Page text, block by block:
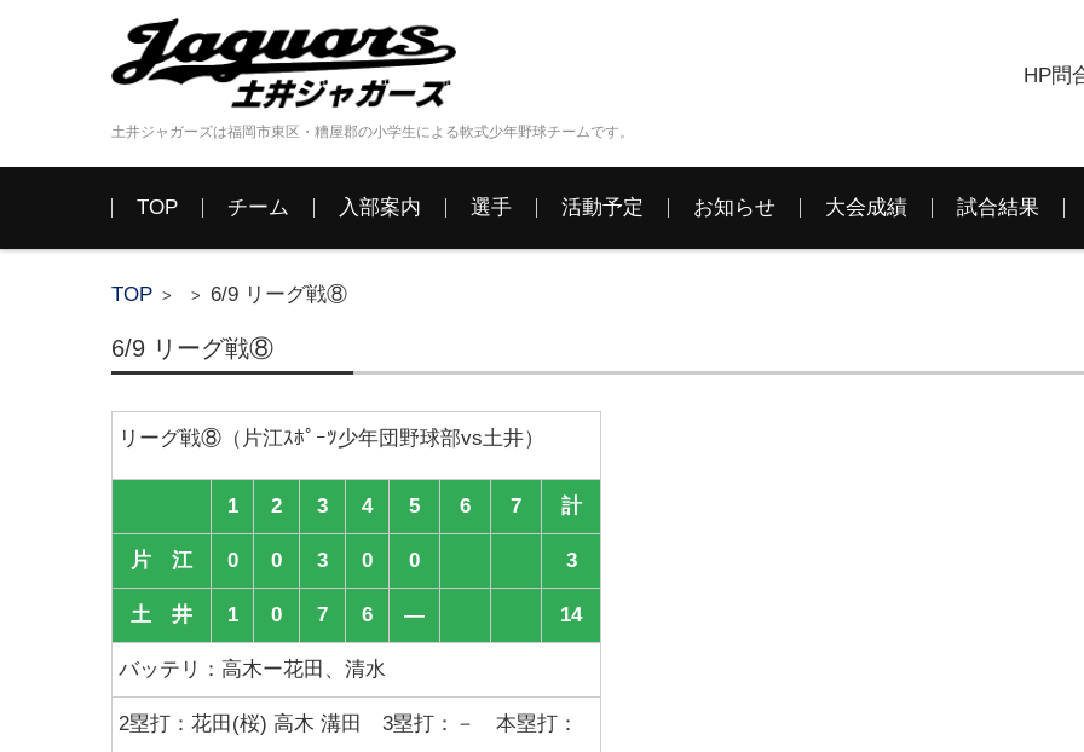
土井ジャガーズは福岡市東区・糟屋郡の小学生による軟式少年野球チームです。
HP問
コンテンツに移動
TOP
チーム 入部案内 選手 活動予定 お知らせ 大会成績 試合結果
TOP > > 6/9 リーグ戦⑧
6/9 リーグ戦⑧
リーグ戦⑧（片江ｽﾎﾟｰﾂ少年団野球部vs土井）
1 2 3 4 5 6 7 計
片 江 0 0 3 0 0 3
土 井 1 0 7 6 ― 14
バッテリ：高木ー花田、清水
2塁打：花田(桜) 高木 溝田 3塁打：－ 本塁打：